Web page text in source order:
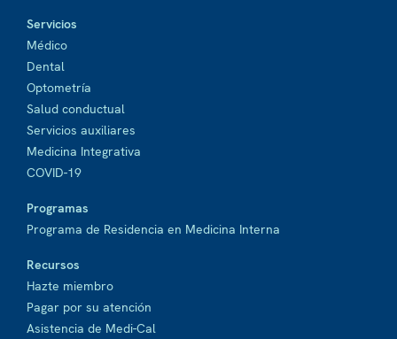
Servicios
Médico
Dental
Optometría
Salud conductual
Servicios auxiliares
Medicina Integrativa
COVID-19
Programas
Programa de Residencia en Medicina Interna
Recursos
Hazte miembro
Pagar por su atención
Asistencia de Medi-Cal